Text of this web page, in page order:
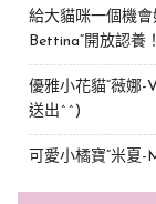
給大貓咪一個機會
Bettina”開放認養
優雅小花貓“薇娜-
送出^^)
可愛小橘寶”米夏-